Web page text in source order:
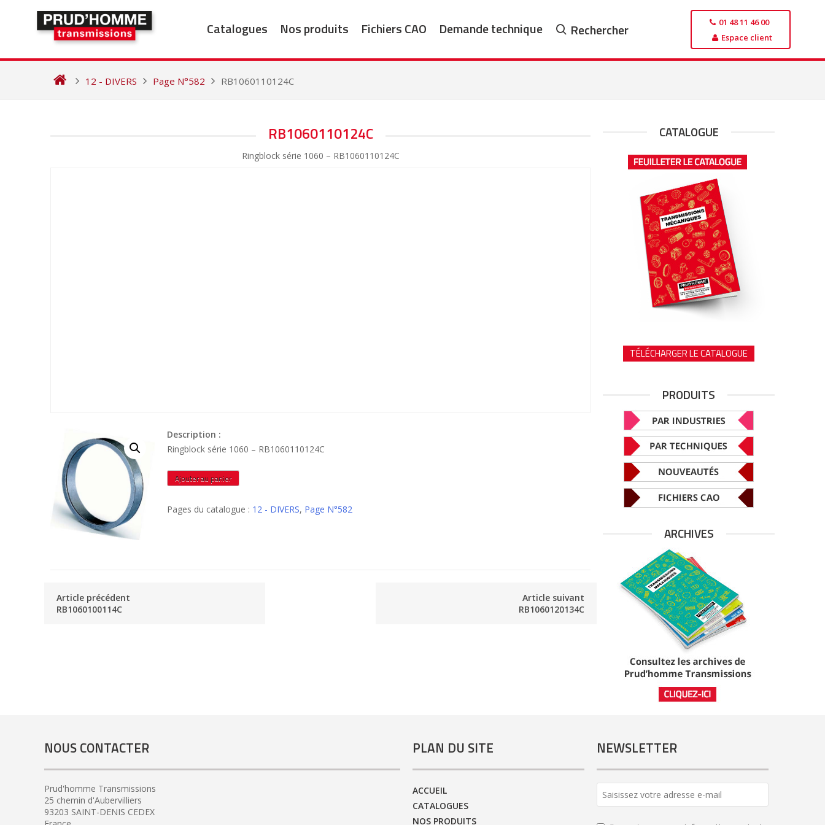
Catalogues Nos produits Fichiers CAO Demande technique Rechercher
01 48 11 46 00
Espace client
12 - DIVERS Page N°582 RB1060110124C
RB1060110124C
Ringblock série 1060 – RB1060110124C
Description :
Ringblock série 1060 – RB1060110124C
quantité
de
Ajouter au panier
Pages du catalogue : 12 - DIVERS, Page N°582
Article précédent
RB1060100114C
Article suivant
RB1060120134C
CATALOGUE
TÉLÉCHARGER LE CATALOGUE
PRODUITS
ARCHIVES
NOUS CONTACTER
Prud'homme Transmissions
25 chemin d'Aubervilliers
93203 SAINT-DENIS CEDEX
PLAN DU SITE
ACCUEIL
CATALOGUES
NOS PRODUITS
NEWSLETTER